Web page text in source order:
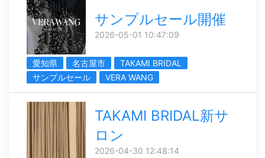
サンプルセール開催
2026-05-01 10:47:09
愛知県 名古屋市
TAKAMI BRIDAL
サンプルセール
VERA WANG
TAKAMI BRIDAL新サ
ロン
2026-04-30 12:48:14